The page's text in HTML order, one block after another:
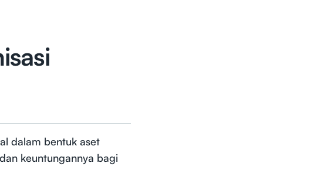
dalam bentuk aset
keuntungannya bagi